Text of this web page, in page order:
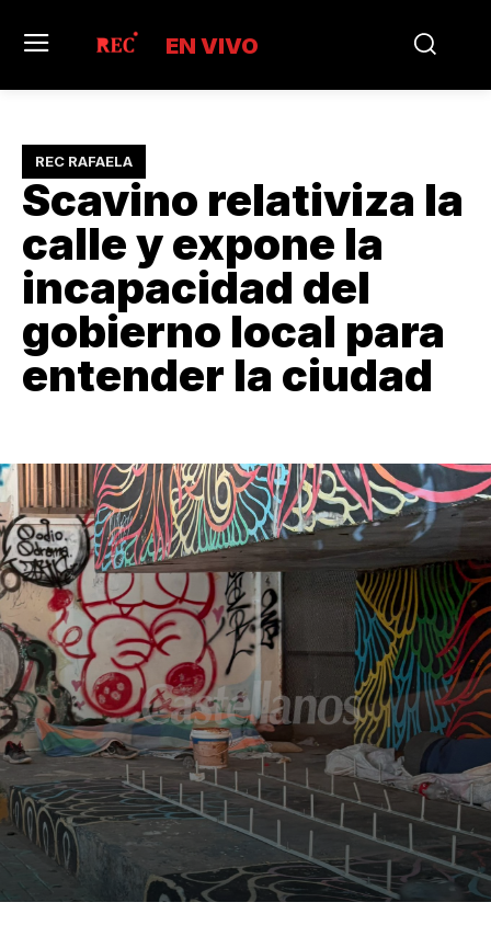
EN VIVO
REC RAFAELA
Scavino relativiza la
calle y expone la
incapacidad del
gobierno local para
entender la ciudad